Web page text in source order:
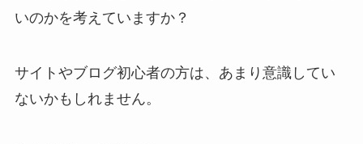
いのかを考えていますか？
サイトやブログ初心者の方は、あまり意識してい
ないかもしれません。